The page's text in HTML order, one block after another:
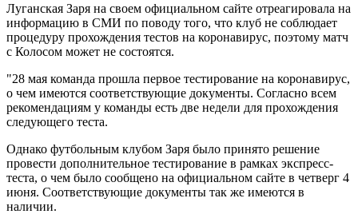
Луганская Заря на своем официальном сайте отреагировала на
информацию в СМИ по поводу того, что клуб не соблюдает
процедуру прохождения тестов на коронавирус, поэтому матч
с Колосом может не состоятся.
"28 мая команда прошла первое тестирование на коронавирус,
о чем имеются соответствующие документы. Согласно всем
рекомендациям у команды есть две недели для прохождения
следующего теста.
Однако футбольным клубом Заря было принято решение
провести дополнительное тестирование в рамках экспресс-
теста, о чем было сообщено на официальном сайте в четверг 4
июня. Соответствующие документы так же имеются в
наличии.